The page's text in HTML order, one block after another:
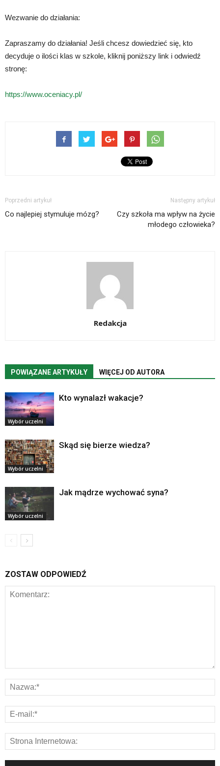
Wezwanie do działania:
Zapraszamy do działania! Jeśli chcesz dowiedzieć się, kto
decyduje o ilości klas w szkole, kliknij poniższy link i odwiedź
stronę:
https://www.oceniacy.pl/
Poprzedni artykuł
Co najlepiej stymuluje mózg?
Następny artykuł
Czy szkoła ma wpływ na życie
młodego człowieka?
Redakcja
POWIĄZANE ARTYKUŁY WIĘCEJ OD AUTORA
Wybór uczelni
Kto wynalazł wakacje?
Wybór uczelni
Skąd się bierze wiedza?
Wybór uczelni
Jak mądrze wychować syna?
ZOSTAW ODPOWIEDŹ